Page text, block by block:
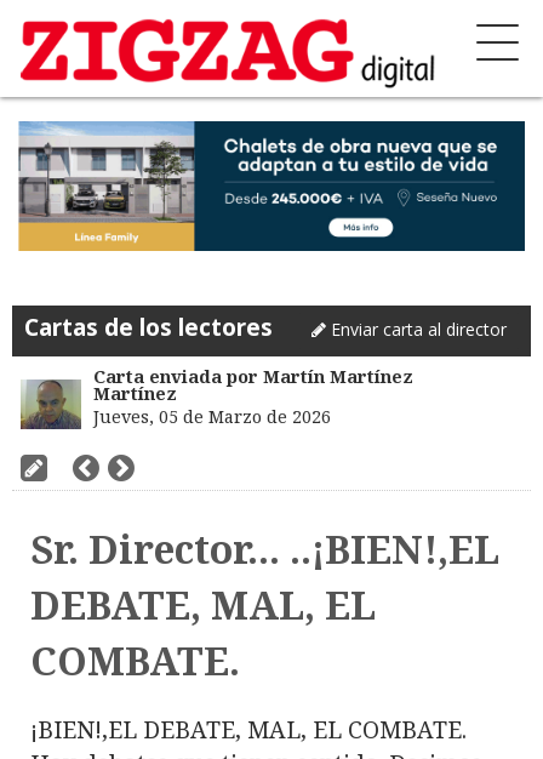
Cartas de los lectores Enviar carta al director
Carta enviada por Martín Martínez
Martínez
Jueves, 05 de Marzo de 2026
Sr. Director... ..¡BIEN!,EL
DEBATE, MAL, EL
COMBATE.
¡BIEN!,EL DEBATE, MAL, EL COMBATE.